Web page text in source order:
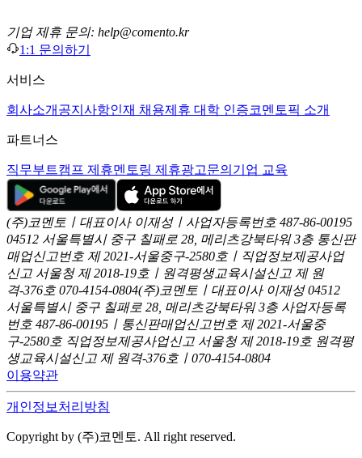
기업 제휴 문의: help@comento.kr
1:1 문의하기
서비스
회사소개 공지사항인재 채용제휴 대학 인증코멘토픽 소개
파트너스
직무부트캠프 제휴멘토링 제휴광고문의 기업 교육
(주)코멘토ㅣ대표이사 이재성ㅣ사업자등록번호 487-86-00195
04512 서울특별시 중구 칠패로 28, 메리츠강북타워 3층 통신판
매업신고번호 제 2021-서울중구-2580호ㅣ직업정보제공사업
신고 서울청 제 2018-19호ㅣ원격평생교육시설신고 제 원
격-376호 070-4154-0804(주)코멘토ㅣ대표이사 이재성 04512
서울특별시 중구 칠패로 28, 메리츠강북타워 3층 사업자등록
번호 487-86-00195ㅣ통신판매업신고번호 제 2021-서울중
구-2580호 직업정보제공사업신고 서울청 제 2018-19호 원격평
생교육시설신고 제 원격-376호ㅣ070-4154-0804
이용약관
개인정보처리방침
Copyright by (주)코멘토. All right reserved.